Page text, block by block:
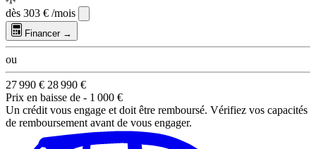
dès 303 € /mois
Financer →
ou
27 990 € 28 990 €
Prix en baisse de - 1 000 €
Un crédit vous engage et doit être remboursé. Vérifiez vos capacités
de remboursement avant de vous engager.